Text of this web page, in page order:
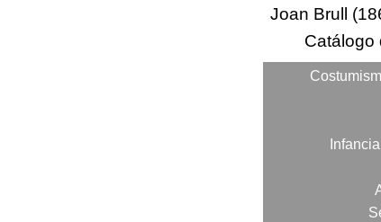
Sobre Joan
Joan Brull
Catálogo
Categorias